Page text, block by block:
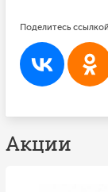
Поделитесь
Акции